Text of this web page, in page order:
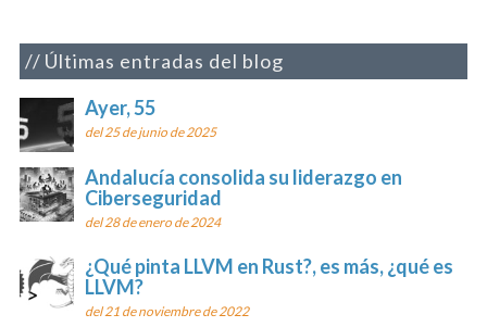
Últimas entradas del blog
Ayer, 55
del 25 de junio de 2025
Andalucía consolida su liderazgo en
Ciberseguridad
del 28 de enero de 2024
¿Qué pinta LLVM en Rust?, es más, ¿qué es
LLVM?
del 21 de noviembre de 2022